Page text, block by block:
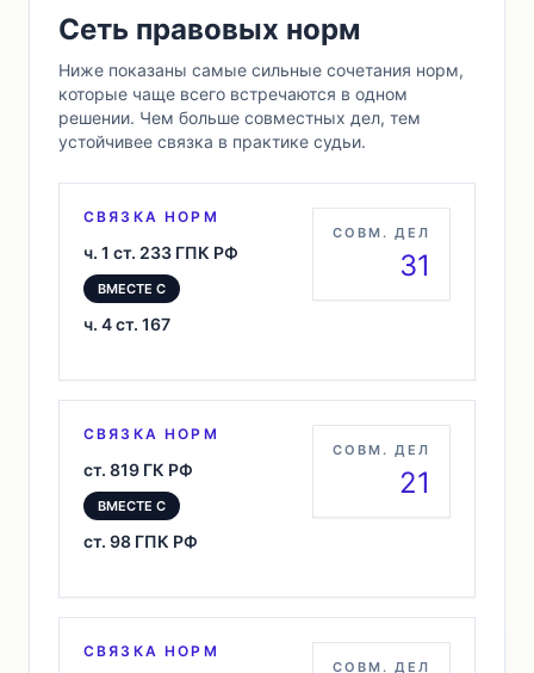
Сеть правовых норм
Ниже показаны самые сильные сочетания норм,
которые чаще всего встречаются в одном
решении. Чем больше совместных дел, тем
устойчивее связка в практике судьи.
СВЯЗКА НОРМ
ч. 1 ст. 233 ГПК РФ
ВМЕСТЕ С
ч. 4 ст. 167
СОВМ. ДЕЛ
31
СВЯЗКА НОРМ
ст. 819 ГК РФ
ВМЕСТЕ С
ст. 98 ГПК РФ
СОВМ. ДЕЛ
21
СВЯЗКА НОРМ
СОВМ. ДЕЛ